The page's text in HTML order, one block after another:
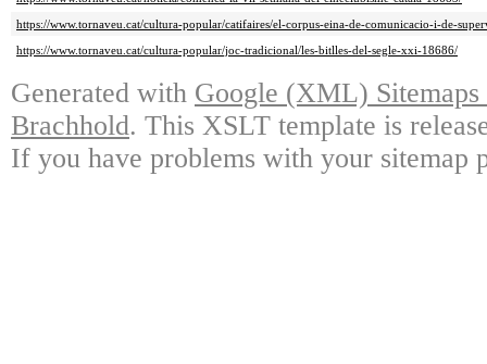
https://www.tornaveu.cat/cultura-popular/catifaires/el-corpus-eina-de-comunicacio-i-de-
https://www.tornaveu.cat/cultura-popular/joc-tradicional/les-bitlles-del-segle-xxi-18686/
Generated with Google (XML)
Brachhold. This XSLT template is
If you have problems with your sitemap